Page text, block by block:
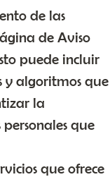
de las
de Aviso
puede incluir
y algoritmos que
la
que
que ofrece